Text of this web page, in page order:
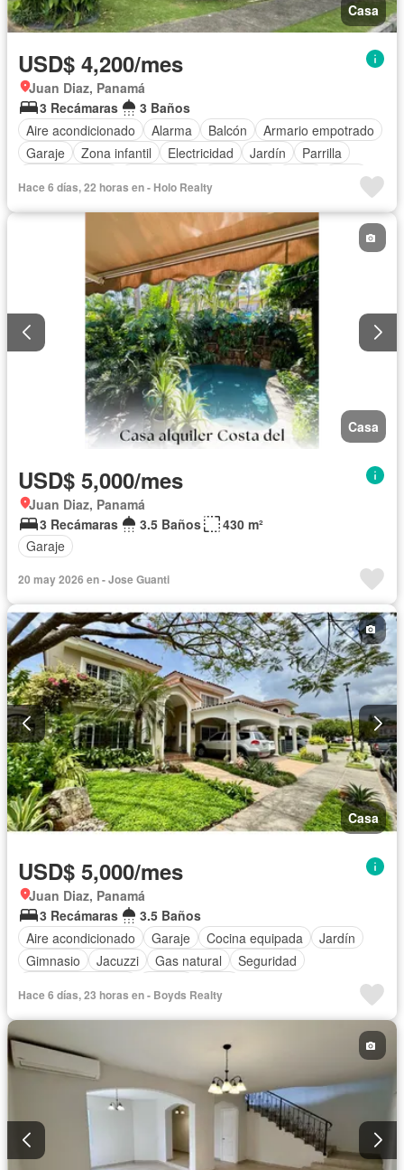
Casa
USD$ 4,200/mes
Juan Diaz, Panamá
3 Recámaras
3 Baños
Aire acondicionado
Alarma Balcón
Armario empotrado
Garaje
Zona infantil Electricidad Jardín
Parrilla
Hace 6 días, 22 horas en - Holo Realty
Casa
USD$ 5,000/mes
Juan Diaz, Panamá
3 Recámaras
3.5 Baños
430 m²
Garaje
20 may 2026 en - Jose Guanti
Casa
USD$ 5,000/mes
Juan Diaz, Panamá
3 Recámaras
3.5 Baños
Aire acondicionado
Garaje Cocina equipada
Jardín
Gimnasio
Jacuzzi Gas natural
Seguridad
Hace 6 días, 23 horas en - Boyds Realty